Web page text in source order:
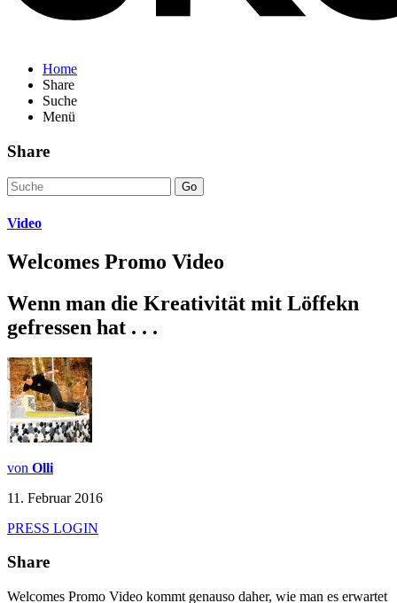
Home
Share
Suche
Menü
Share
Go
Video
Welcomes Promo Video
Wenn man die Kreativität mit Löffekn
gefressen hat . . .
von Olli
11. Februar 2016
PRESS LOGIN
Share
Welcomes Promo Video kommt genauso daher, wie man es erwartet